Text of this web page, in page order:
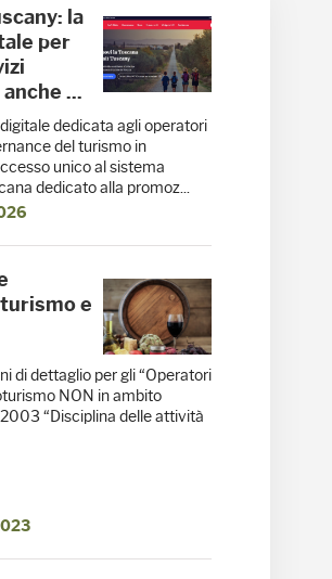
la
per
...
dedicata agli operatori
del turismo in
unico al sistema
dedicato alla promoz...
e
di dettaglio per gli “Operatori
NON in ambito
“Disciplina delle attività